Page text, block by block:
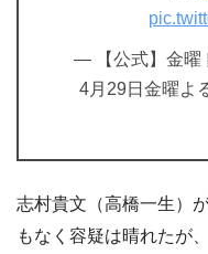
— 【公式】金曜
4月29日金曜よ
志村貴文（高橋一生）
もなく容疑は晴れたが